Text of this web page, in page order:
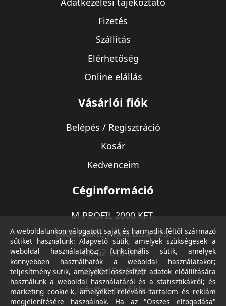
Fizetés
Szállítás
Elérhetőség
Online elállás
Vásárlói fiók
Belépés / Regisztráció
Kosár
Kedvenceim
Céginformáció
M-PROFIL 2000 KFT.
6900 Makó, Aradi utca 125.
06-62-213-220
06-30-174-9490
info@m-profil.hu
A weboldalunkon válogatott saját és harmadik féltől származó
sütiket használunk: Alapvető sütik, amelyek szükségesek a
weboldal használatához; funkcionális sütik, amelyek
könnyebben használhatók a weboldal használatakor;
teljesítmény-sütik, amelyeket összesített adatok előállítására
használunk a weboldal használatáról és a statisztikákról; és
marketing cookie-k, amelyeket releváns tartalom és reklám
megjelenítésére használnak. Ha az "Összes elfogadása"